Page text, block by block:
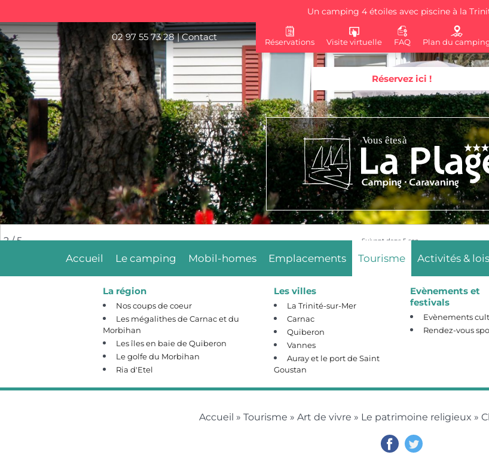
Un camping 4 étoiles avec piscine à la
02 97 55 73 28|Contact Réservations Visite virtuelle FAQ Plan du
Réservez ici !
2/ 5 Suivant dans 3 sec.
Accueil Le camping Mobil-homes Emplacements Tourisme Activités &
La région
Nos coups de coeur
Les mégalithes de Carnac et du
Morbihan
Les îles en baie de Quiberon
Le golfe du Morbihan
Ria d'Etel
Les villes
La Trinité-sur-Mer
Carnac
Quiberon
Vannes
Auray et le port de Saint
Goustan
Evènements et
festivals
Evènements
Rendez-vous
Accueil » Tourisme » Art de vivre » Le patrimoine religieux »